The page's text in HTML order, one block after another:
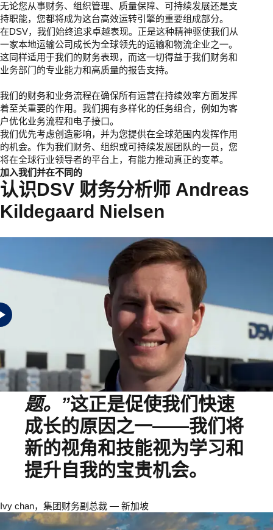
无论您从事财务、组织管理、质量保障、可持续发展还是支
持职能，您都将成为这台高效运转引擎的重要组成部分。
在DSV，我们始终追求卓越表现。正是这种精神驱使我们从
一家本地运输公司成长为全球领先的运输和物流企业之一。
这同样适用于我们的财务表现，而这一切得益于我们财务和
业务部门的专业能力和高质量的报告支持。
我们的财务和业务流程在确保所有运营在持续效率方面发挥
着至关重要的作用。我们拥有多样化的任务组合，例如为客
户优化业务流程和电子接口。
我们优先考虑创造影响，并为您提供在全球范围内发挥作用
的机会。作为我们财务、组织或可持续发展团队的一员，您
将在全球行业领导者的平台上，有能力推动真正的变革。
加入我们并在不同的
认识DSV 财务分析师 Andreas
Kildegaard Nielsen
“DSV的公司架构旨在始终
优先协助彼此，快速解决问
题。”这正是促使我们快速
成长的原因之一——我们将
新的视角和技能视为学习和
提升自我的宝贵机会。
Ivy chan，集团财务副总裁 — 新加坡